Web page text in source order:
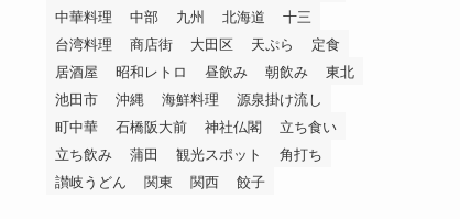
中華料理
中部 九州 北海道
十三
台湾料理
商店街 大田区 天ぷら
定食
居酒屋
昭和レトロ 昼飲み 朝飲み
東北
池田市
沖縄 海鮮料理
源泉掛け流し
町中華
石橋阪大前 神社仏閣
立ち食い
立ち飲み
蒲田 観光スポット
角打ち
讃岐うどん
関東 関西 餃子